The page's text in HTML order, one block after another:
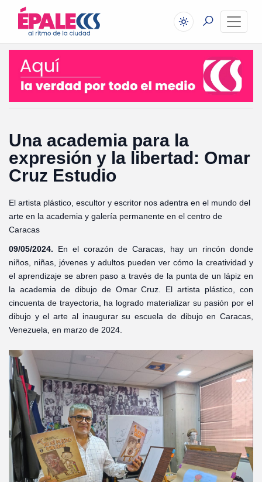
Una academia para la
expresión y la libertad: Omar
Cruz Estudio
El artista plástico, escultor y escritor nos adentra en el mundo del
arte en la academia y galería permanente en el centro de
Caracas
09/05/2024. En el corazón de Caracas, hay un rincón donde
niños, niñas, jóvenes y adultos pueden ver cómo la creatividad y
el aprendizaje se abren paso a través de la punta de un lápiz en
la academia de dibujo de Omar Cruz. El artista plástico, con
cincuenta de trayectoria, ha logrado materializar su pasión por el
dibujo y el arte al inaugurar su escuela de dibujo en Caracas,
Venezuela, en marzo de 2024.